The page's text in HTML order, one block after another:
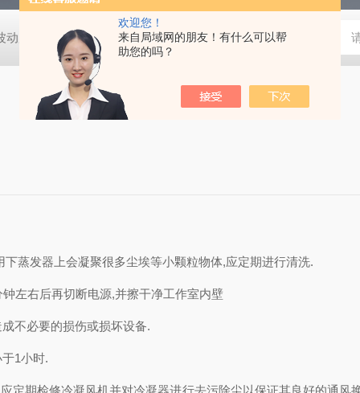
欢迎您！
来自局域网的朋友！有什么可以帮
助您的吗？
动度:±0.5℃ DHG-9140B（140升）电热恒温鼓风干燥箱，不锈
蒸发器上会凝聚很多尘埃等小颗粒物体,应定期进行清洗.
左右后再切断电源,并擦干净工作室内壁
不必要的损伤或损坏设备.
1小时.
定期检修冷凝风机并对冷凝器进行去污除尘以保证其良好的通